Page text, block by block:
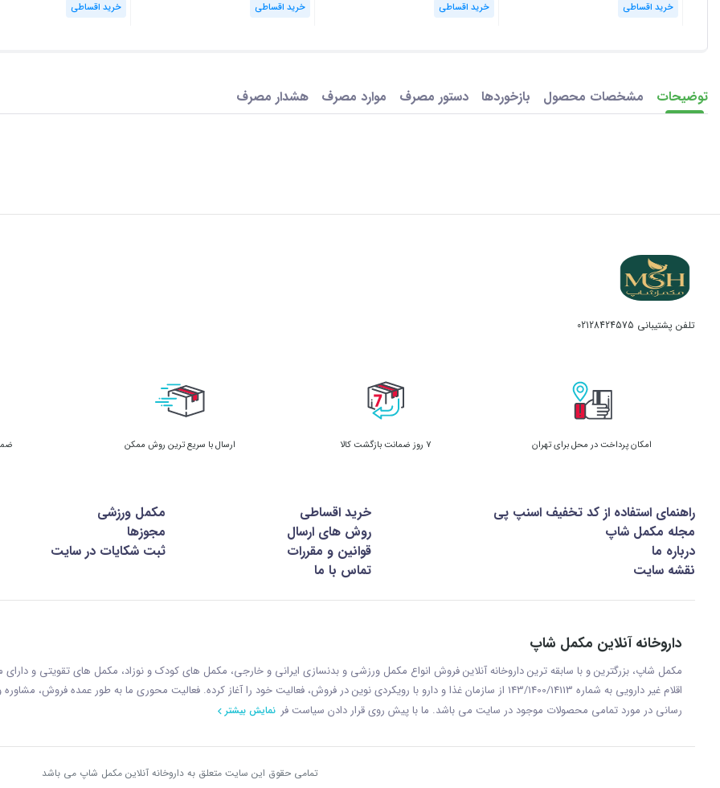
خرید اقساطی خرید اقساطی خرید اقساطی خرید اقساطی
توضیحات مشخصات محصول بازخوردها دستور مصرف موارد مصرف هشدار مصرف
تلفن پشتیبانی 02128424575
امکان پرداخت در محل برای تهران 7 روز ضمانت بازگشت کالا ارسال با سریع ترین روش ممکن
راهنمای استفاده از کد تخفیف اسنپ پی خرید اقساطی
مکمل ورزشی
مجله مکمل شاپ
روش های ارسال
مجوزها
درباره ما
قوانین و مقررات
ثبت شکایات در سایت
نقشه سایت
تماس با ما
داروخانه آنلاین مکمل شاپ
مکمل شاپ، بزرگترین و با سابقه ترین داروخانه آنلاین فروش انواع مکمل ورزشی و بدنسازی ایرانی و خارجی، مکمل های کودک و نوزاد، مکمل های تقویتی و
اقلام غیر دارویی به شماره 143/1400/14113 از سازمان غذا و دارو با رويکردی نوين در فروش، فعاليت خود را آغاز کرده. فعاليت محوری ما به طور عمده فروش،
رسانی در مورد تمامی محصولات موجود در سایت می باشد. ما با پيش روی قرار دادن سياست فر نمایش بیشتر
تمامی حقوق این سایت متعلق به داروخانه آنلاین مکمل شاپ می باشد